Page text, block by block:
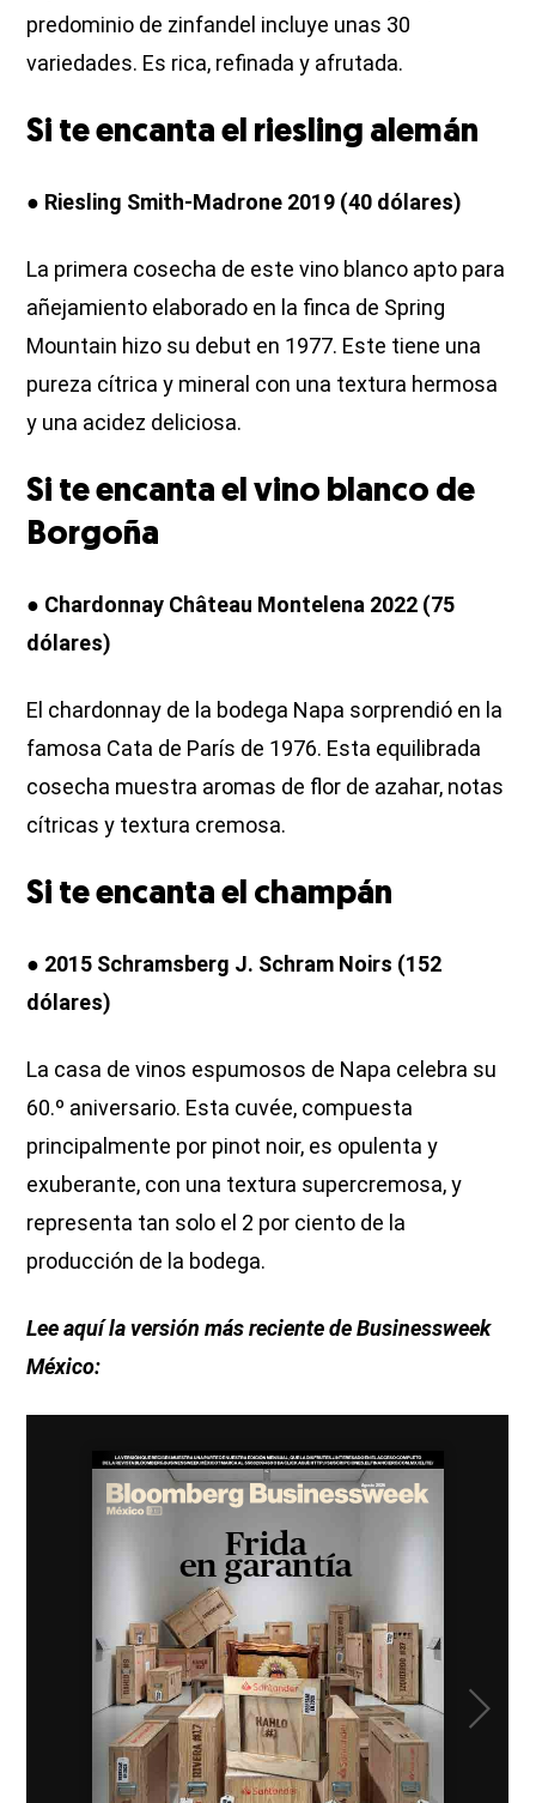
predominio de zinfandel incluye unas 30
variedades. Es rica, refinada y afrutada.
Si te encanta el riesling alemán
● Riesling Smith-Madrone 2019 (40 dólares)
La primera cosecha de este vino blanco apto para
añejamiento elaborado en la finca de Spring
Mountain hizo su debut en 1977. Este tiene una
pureza cítrica y mineral con una textura hermosa
y una acidez deliciosa.
Si te encanta el vino blanco de
Borgoña
● Chardonnay Château Montelena 2022 (75
dólares)
El chardonnay de la bodega Napa sorprendió en la
famosa Cata de París de 1976. Esta equilibrada
cosecha muestra aromas de flor de azahar, notas
cítricas y textura cremosa.
Si te encanta el champán
● 2015 Schramsberg J. Schram Noirs (152
dólares)
La casa de vinos espumosos de Napa celebra su
60.º aniversario. Esta cuvée, compuesta
principalmente por pinot noir, es opulenta y
exuberante, con una textura supercremosa, y
representa tan solo el 2 por ciento de la
producción de la bodega.
Lee aquí la versión más reciente de Businessweek
México: